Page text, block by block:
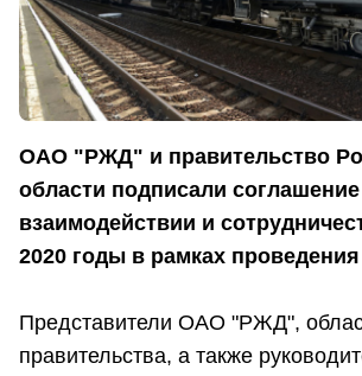
ОАО "РЖД" и правительство
области подписали
взаимодействии и
2020 годы в рамках
Представители ОАО "РЖД",
правительства, а также